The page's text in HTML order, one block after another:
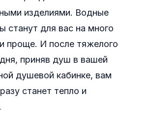
изделиями. Водные
станут для вас на много
проще. И после тяжелого
приняв душ в вашей
душевой кабинке, вам
станет тепло и